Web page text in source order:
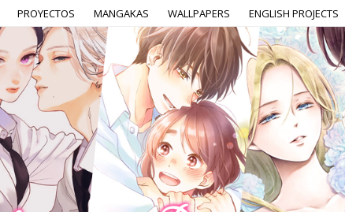
PROYECTOS MANGAKAS WALLPAPERS ENGLISH PROJECTS